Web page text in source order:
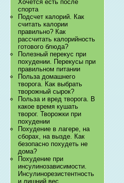
Хочется есть после
спорта
Подсчет калорий. Как
считать калории
правильно? Как
рассчитать калорийность
готового блюда?
Полезный перекус при
похудении. Перекусы при
правильном питании
Польза домашнего
творога. Как выбрать
творожный сырок?
Польза и вред творога. В
какое время кушать
творог. Творожки при
похудении
Похудение в лагере, на
сборах, на вызде. Как
безопасно похудеть не
дома?
Похудение при
инсулинозависимости.
Инсулинорезистентность
и лишний вес